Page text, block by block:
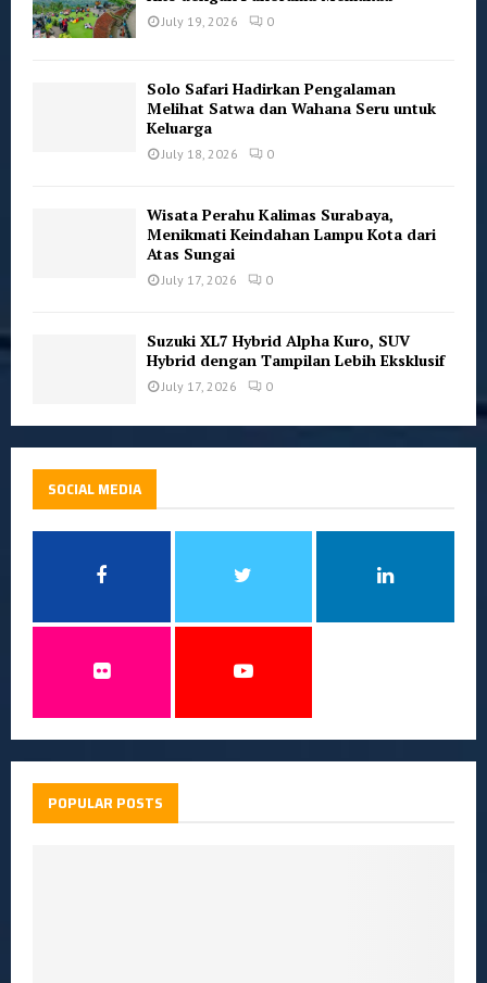
July 19, 2026 0
Solo Safari Hadirkan Pengalaman
Melihat Satwa dan Wahana Seru untuk
Keluarga
July 18, 2026 0
Wisata Perahu Kalimas Surabaya,
Menikmati Keindahan Lampu Kota dari
Atas Sungai
July 17, 2026 0
Suzuki XL7 Hybrid Alpha Kuro, SUV
Hybrid dengan Tampilan Lebih Eksklusif
July 17, 2026 0
SOCIAL MEDIA
POPULAR POSTS